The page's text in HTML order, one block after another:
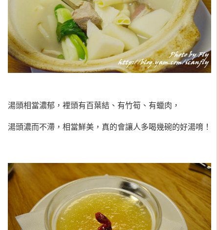
湯頭相當濃郁，裡頭有百葉結、有竹筍、有蠟肉，
湯頭濃而不滯，相當鮮美，真的會讓人多喝幾碗的好湯唷！